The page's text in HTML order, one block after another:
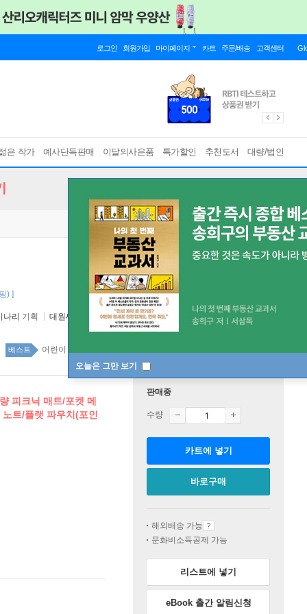
로그인 회원가입 마이페이지 카트 주문/배송 고객센터
은 작가 예사단독판매 이달의사은품 특가할인 추천도서 대량/법인
오늘은 그만 보기
) ]
리 기획 대원씨아이(단행)(대원키즈) 2026년 04월 29일
베스트 어린이 27위
피크닉 매트/포켓 메
트/플랫 파우치(포인
판매중
수량
카트에 넣기
바로구매
해외배송 가능
문화비소득공제 가능
리스트에 넣기
eBook 출간 알림신청